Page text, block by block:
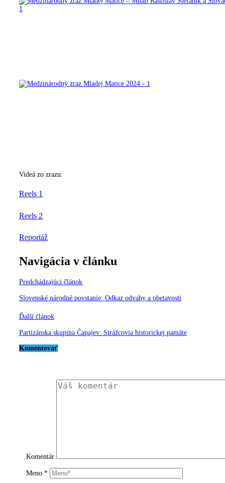
Videá zo zrazu:
Reels 1
Reels 2
Reportáž
Navigácia v článku
Predchádzajúci článok
Slovenské národné povstanie: Odkaz odvahy a obetavosti
Ďalší článok
Partizánska skupina Čapajev: Strážcovia historickej pamäte
Komentovať
Komentár
Meno *